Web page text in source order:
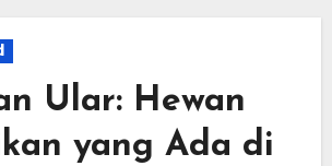
Ular: Hewan
yang Ada di